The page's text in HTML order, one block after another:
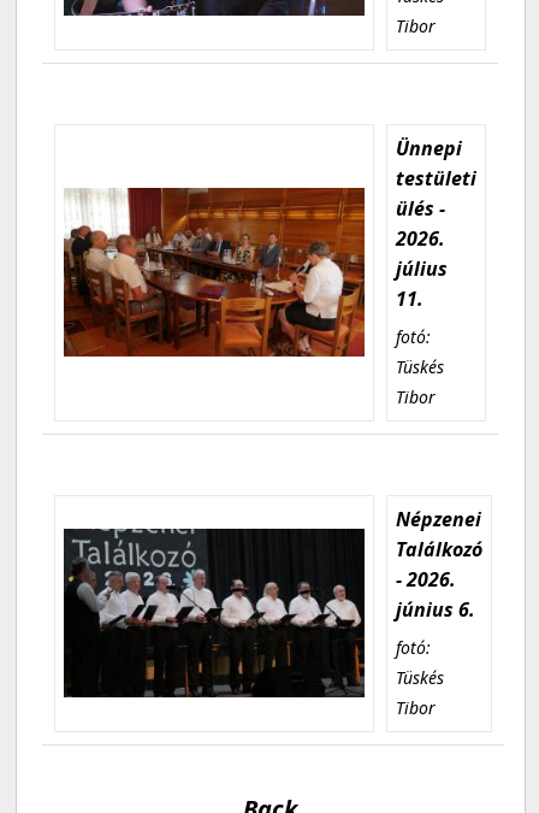
Tibor
Ünnepi
testületi
ülés -
2026.
július
11.
fotó:
Tüskés
Tibor
Népzenei
Találkozó
- 2026.
június 6.
fotó:
Tüskés
Tibor